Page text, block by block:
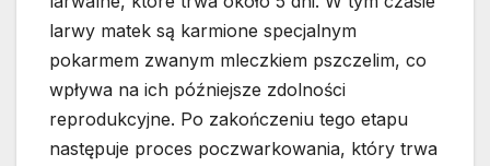
larwy matek są karmione specjalnym
pokarmem zwanym mleczkiem pszczelim, co
wpływa na ich późniejsze zdolności
reprodukcyjne. Po zakończeniu tego etapu
następuje proces poczwarkowania, który trwa